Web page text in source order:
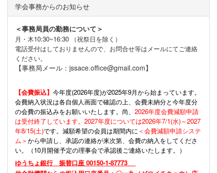
学会事務からのお知らせ
＜事務局員の勤務について＞
月・木10:30~16:30 （祝祭日を除く）
電話受付はしておりませんので、お問合せ等はメールにてご連絡
ください。
【事務局メール：jssace.office@gmail.com】
【会費振込】 今年度(2026年度)が2025年9月から始まっています。
会費納入状況は各自個人画面で確認の上、会費未納分と今年度分
の会費の振込みをお願いいたします。尚、 2026年度会費減額申請
は受付終了しています。2027年度については2026年7/1(水)～2027
年8/15(土)です。減額希望の会員は期間内に ＜会費減額申請システ
ム＞から申請し、承認の連絡が来次第、会費の納入をしてくださ
い。（10月開催予定の理事会で承認後ご連絡いたします。）
ゆうちょ銀行 振替口座 00150-1-87773